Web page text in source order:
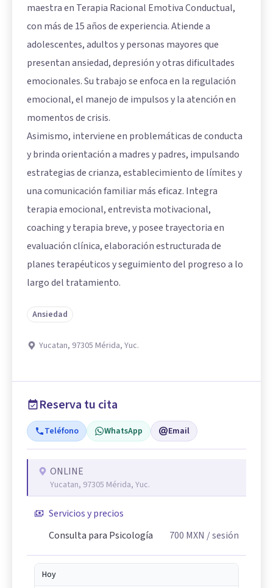
maestra en Terapia Racional Emotiva Conductual,
con más de 15 años de experiencia. Atiende a
adolescentes, adultos y personas mayores que
presentan ansiedad, depresión y otras dificultades
emocionales. Su trabajo se enfoca en la regulación
emocional, el manejo de impulsos y la atención en
momentos de crisis.
Asimismo, interviene en problemáticas de conducta
y brinda orientación a madres y padres, impulsando
estrategias de crianza, establecimiento de límites y
una comunicación familiar más eficaz. Integra
terapia emocional, entrevista motivacional,
coaching y terapia breve, y posee trayectoria en
evaluación clínica, elaboración estructurada de
planes terapéuticos y seguimiento del progreso a lo
largo del tratamiento.
Ansiedad
Yucatan, 97305 Mérida, Yuc.
Reserva tu cita
Teléfono WhatsApp Email
ONLINE
Yucatan, 97305 Mérida, Yuc.
Servicios y precios
Consulta para Psicología
700 MXN / sesión
Hoy